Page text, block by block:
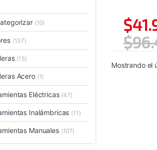
$
$
Mostrando el
(10)
(137)
(15)
Acero (1)
Eléctricas (47)
Inalámbricas (11)
Manuales (107)